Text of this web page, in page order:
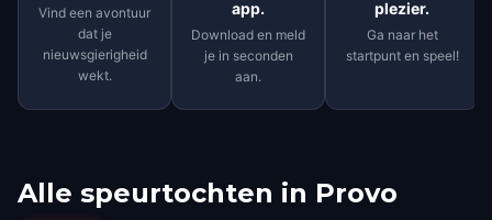
Vind een avontuur
dat je
nieuwsgierigheid
wekt.
app.
Download en meld
je in seconden
aan.
plezier.
Ga naar het
startpunt en speel!
Alle speurtochten in Provo